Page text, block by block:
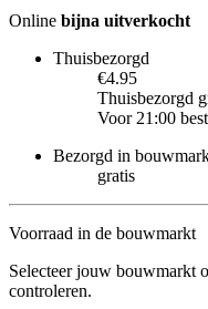
Online bijna uitverkocht
Thuisbezorgd
€4.95
Thuisbezorgd
Voor 21:00
Bezorgd in
gratis
Voorraad in de bouwmarkt
Selecteer jouw bouwmarkt
controleren.